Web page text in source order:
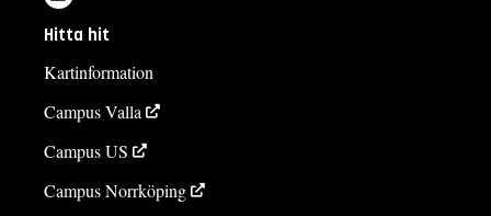
Hitta hit
Kartinformation
Campus Valla
Campus US
Campus Norrköping